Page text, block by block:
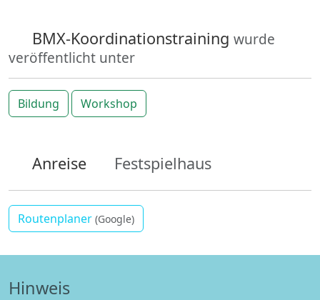
BMX-Koordinationstrainingwurde
veröffentlicht unter
Bildung Workshop
Anreise Festspielhaus
Routenplaner (Google)
Hinweis